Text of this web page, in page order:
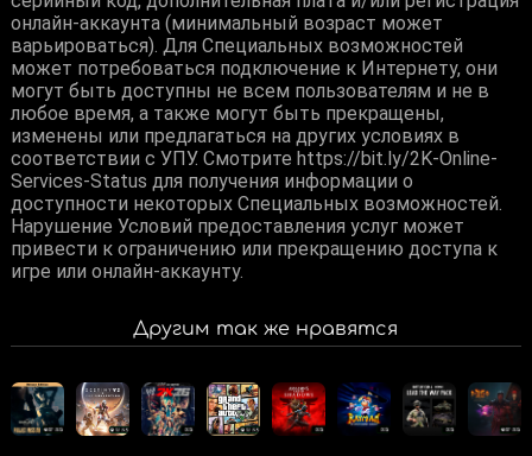
онлайн-аккаунта (минимальный возраст может
варьироваться). Для Специальных возможностей
может потребоваться подключение к Интернету, они
могут быть доступны не всем пользователям и не в
любое время, а также могут быть прекращены,
изменены или предлагаться на других условиях в
соответствии с УПУ. Смотрите https://bit.ly/2K-Online-
Services-Status для получения информации о
доступности некоторых Специальных возможностей.
Нарушение Условий предоставления услуг может
привести к ограничению или прекращению доступа к
игре или онлайн-аккаунту.
Другим так же нравятся